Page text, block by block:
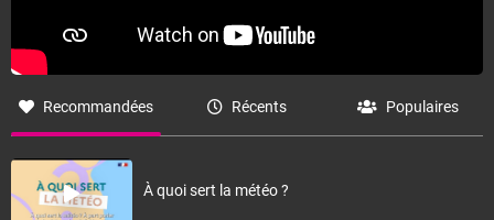
Recommandées Récents Populaires
À quoi sert la météo ?